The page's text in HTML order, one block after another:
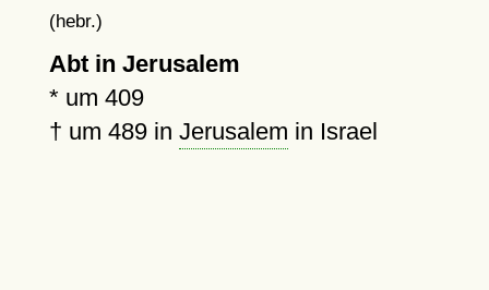
(hebr.)
Abt in Jerusalem
* um 409
† um 489in Jerusalem in Israel